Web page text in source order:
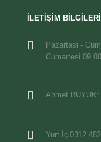
İLETİŞİM
Pazartesi -
Cumartesi
Ahmet
Yurt İçi0312